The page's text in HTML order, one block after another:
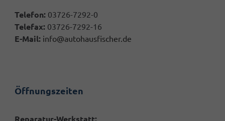
Telefon: 03726-7292-0
Telefax: 03726-7292-16
E-Mail: info@autohausfischer.de
Öffnungszeiten
Reparatur-Werkstatt: